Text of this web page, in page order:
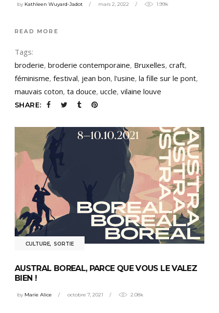
by Kathleen Wuyard-Jadot mars 2, 2022 1.99k
READ MORE
Tags:
broderie, broderie contemporaine, Bruxelles, craft,
féminisme, festival, jean bon, l'usine, la fille sur le pont,
mauvais coton, ta douce, uccle, vilaine louve
SHARE:
CULTURE, SORTIE
AUSTRAL BOREAL, PARCE QUE VOUS LE VALEZ
BIEN !
by Marie Alice octobre 7, 2021 2.08k